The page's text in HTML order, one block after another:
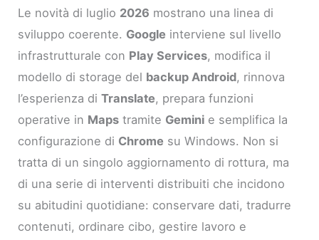
Le novità di luglio 2026 mostrano una linea di
sviluppo coerente. Google interviene sul livello
infrastrutturale con Play Services, modifica il
modello di storage del backup Android, rinnova
l’esperienza diTranslate, prepara funzioni
operative in Maps tramite Gemini e semplifica la
configurazione di Chrome su Windows. Non si
tratta di un singolo aggiornamento di rottura, ma
di una serie di interventi distribuiti che incidono
su abitudini quotidiane: conservare dati, tradurre
contenuti, ordinare cibo, gestire lavoro e